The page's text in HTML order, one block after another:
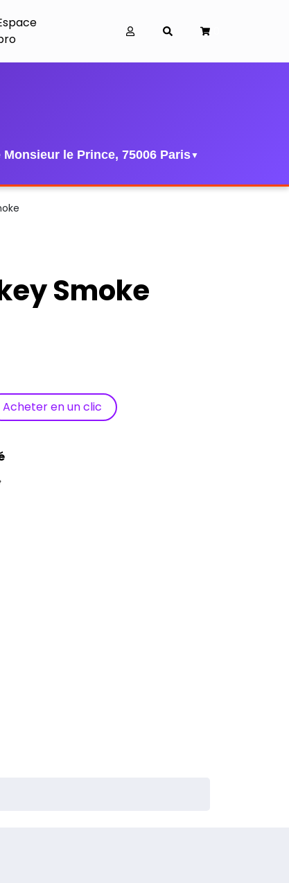
Monsieur le Prince, 75006 Paris▼
Smoke
Acheter en un clic